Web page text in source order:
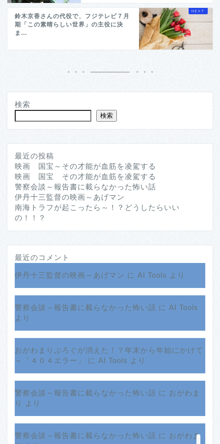
鈴木京香さんの代役で、フジテレビ７月
期「この素晴らしい世界」の主役に決
ま...
検索
検索
最近の投稿
映画 国宝～その才能が血筋を凌駕する
映画 国宝 その才能が血筋を凌駕する
警察会談～報告書に載らなかった怖い話
伊丹十三監督の映画～あげマン
南海トラフが起こったら～！？どうしたらいい
の！！？
最近のコメント
伊丹十三監督の映画～あげマン に AI Tools より
警察会談～報告書に載らなかった怖い話 に AI Tools
より
おがわまりぶろぐが消えた！？年末から年始にかけて
～「４０４エラー」
に AI Tools より
警察会談～報告書に載らなかった怖い話 に おがわま
り
より
警察会談～報告書に載らなかった怖い話 に おがわま
ホーム
プロフィール
クチコミ